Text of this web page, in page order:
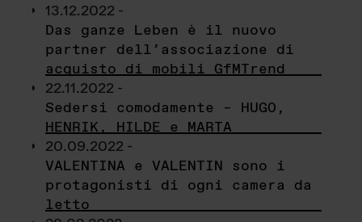
13.12.2022 -
Das ganze Leben è il nuovo
partner dell’associazione di
acquisto di mobili GfMTrend
22.11.2022 -
Sedersi comodamente – HUGO,
HENRIK, HILDE e MARTA
20.09.2022 -
VALENTINA e VALENTIN sono i
protagonisti di ogni camera da
letto